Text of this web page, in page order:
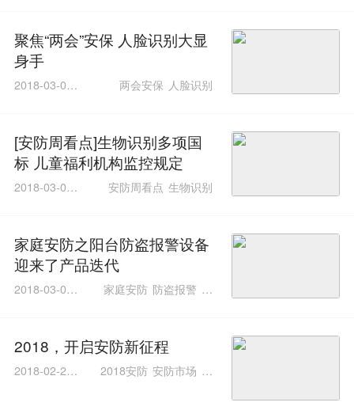
聚焦“两会”安保 人脸识别大显
身手
2018-03-07 1
两会安保 人脸识别
[安防周看点]生物识别多项国
标 儿童福利机构监控规定
2018-03-02 1
安防周看点 生物识别
家庭安防之阳台防盗报警设备
迎来了产品迭代
2018-03-01 1
家庭安防 防盗报警 红
2018，开启安防新征程
2018-02-24 1
2018安防 安防市场 安